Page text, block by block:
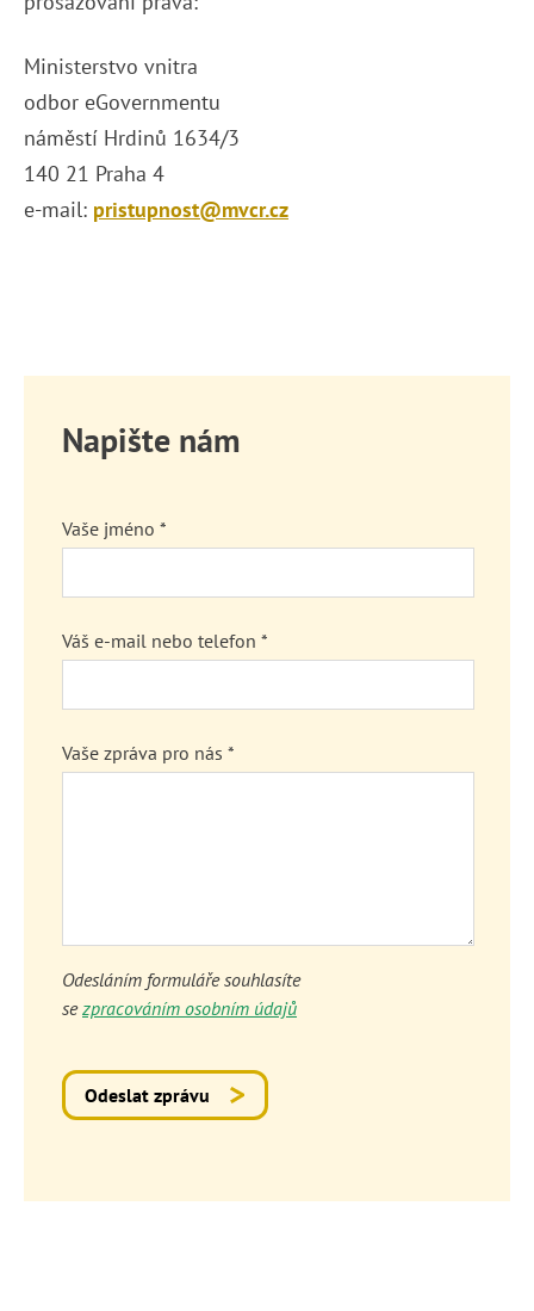
Ministerstvo vnitra
odbor eGovernmentu
náměstí Hrdinů 1634/3
140 21 Praha 4
e-mail: pristupnost@mvcr.cz
Napište nám
Vaše jméno *
Váš e-mail nebo telefon *
Vaše zpráva pro nás *
Odesláním formuláře souhlasíte
sezpracováním osobním údajů
Odeslat zprávu